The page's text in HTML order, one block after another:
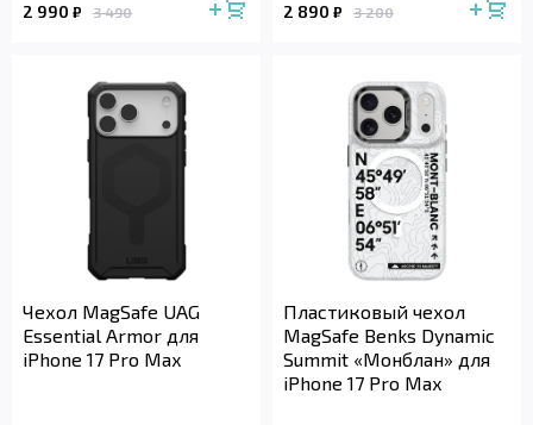
2 990 ₽ 3 490 2 890 ₽ 3 200
Чехол MagSafe UAG
Essential Armor для
iPhone 17 Pro Max
Пластиковый чехол
MagSafe Benks Dynamic
Summit «Монблан» для
iPhone 17 Pro Max